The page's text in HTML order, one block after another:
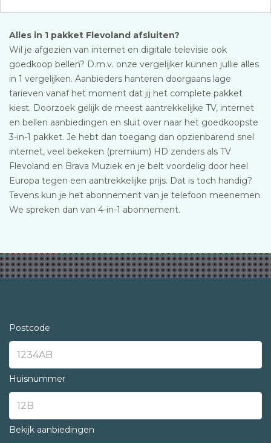
Alles in 1 pakket Flevoland afsluiten?
Wil je afgezien van internet en digitale televisie ook
goedkoop bellen? D.m.v. onze vergelijker kunnen jullie alles
in 1 vergelijken. Aanbieders hanteren doorgaans lage
tarieven vanaf het moment dat jij het complete pakket
kiest. Doorzoek gelijk de meest aantrekkelijke TV, internet
en bellen aanbiedingen en sluit over naar het goedkoopste
3-in-1 pakket. Je hebt dan toegang dan opzienbarend snel
internet, veel bekeken (premium) HD zenders als TV
Flevoland en Brava Muziek en je belt voordelig door heel
Europa tegen een aantrekkelijke prijs. Dat is toch handig?
Tevens kun je het abonnement van je telefoon meenemen.
We spreken dan van 4-in-1 abonnement.
Postcode
Huisnummer
Bekijk aanbiedingen